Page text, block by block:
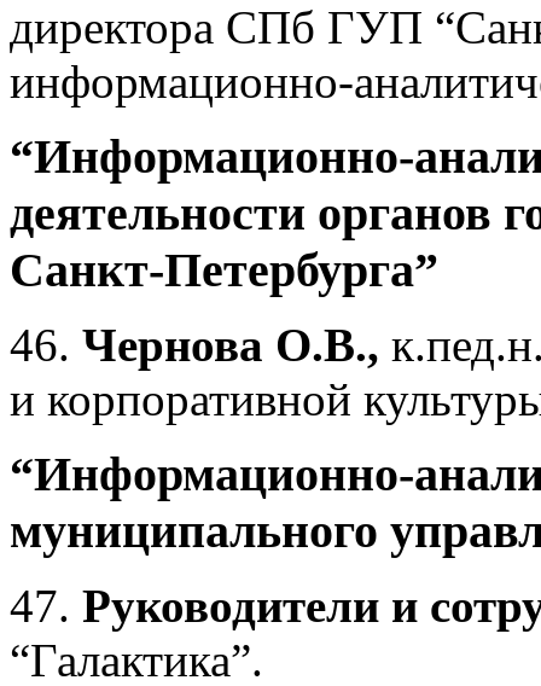
директора СПб ГУП
информационно-
“Информационно-
деятельности органов
Санкт-Петербурга”
46. Чернова О.В.,
и корпоративной
“Информационно-
муниципального
47. Руководители и
“Галактика”.